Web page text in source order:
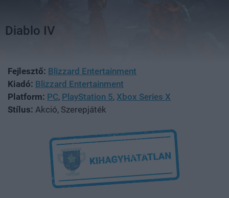
Diablo IV
Fejlesztő: Blizzard Entertainment
Kiadó: Blizzard Entertainment
Platform: PC, PlayStation 5, Xbox Series X
Stílus: Akció, Szerepjáték